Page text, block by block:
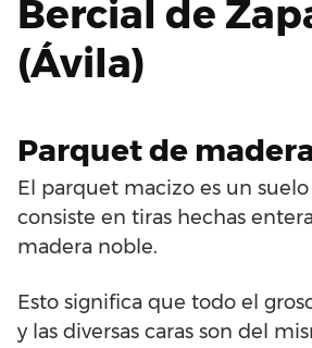
Bercial de
(Ávila)
Parquet de
El parquet macizo es un
consiste en tiras hechas
madera noble.
Esto significa que todo el
y las diversas caras son del